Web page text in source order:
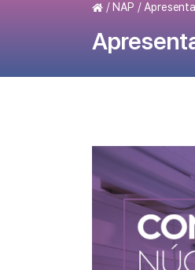
Página Inicial
/ NAP /